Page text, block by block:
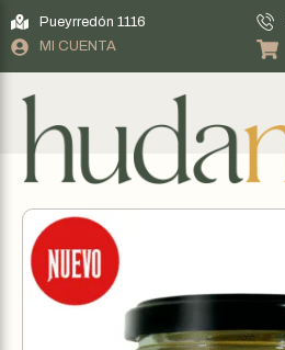
Pueyrredón 1116
MI CUENTA